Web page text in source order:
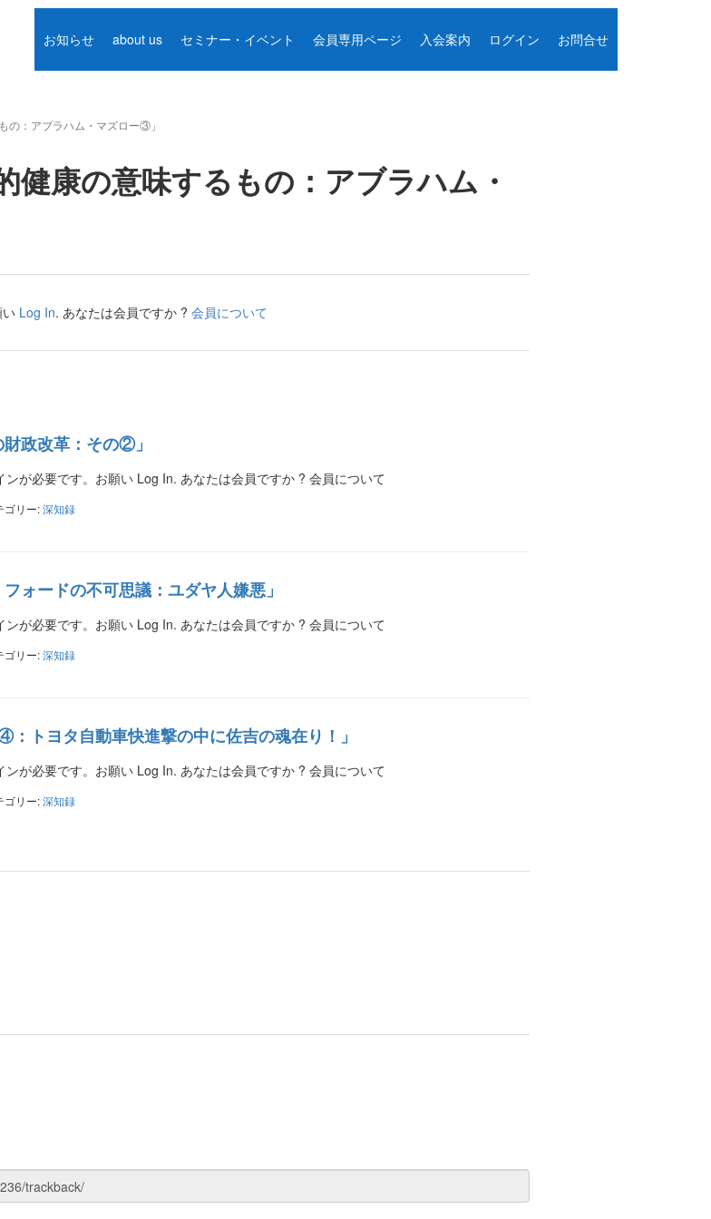
お知らせ about us セミナー・イベント 会員専用ページ 入会案内 ログイン お問合せ
：アブラハム・マズロー③」
康の意味するもの：アブラハム・
Log In. あなたは会員ですか ?会員について
政改革：その②」
が必要です。お願い Log In. あなたは会員ですか ? 会員について
ゴリー:深知録
ォードの不可思議：ユダヤ人嫌悪」
が必要です。お願い Log In. あなたは会員ですか ? 会員について
ゴリー:深知録
トヨタ自動車快進撃の中に佐吉の魂在り！」
が必要です。お願い Log In. あなたは会員ですか ? 会員について
ゴリー:深知録